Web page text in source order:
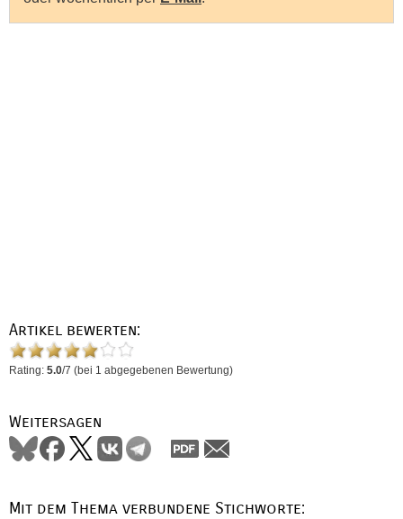
Artikel bewerten:
Rating: 5.0/7 (bei 1 abgegebenen Bewertung)
Weitersagen
Mit dem Thema verbundene Stichworte: